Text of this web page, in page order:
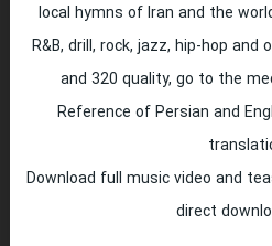
local hymns of Iran and the
R&B, drill, rock, jazz, hip-hop
and 320 quality, go to the
Reference of Persian and
Download full music video and
direct